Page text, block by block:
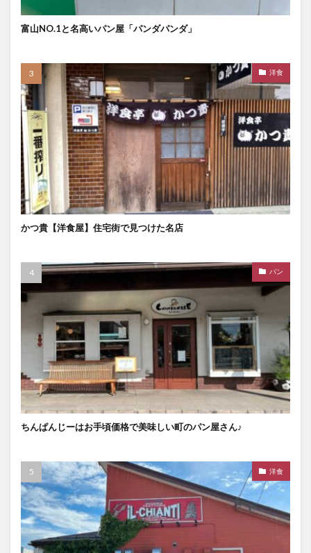
富山NO.1と名高いパン屋「パンダパンダ」
洋食
かつ貴【洋食屋】住宅街で見つけた名店
パン
ちんぱんじーはお手頃価格で美味しい町のパン屋さん♪
洋食